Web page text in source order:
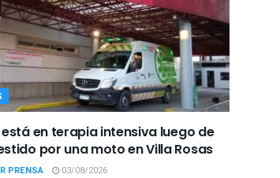
está en terapia intensiva luego de
por una moto en Villa Rosas
PRENSA 03/08/2026